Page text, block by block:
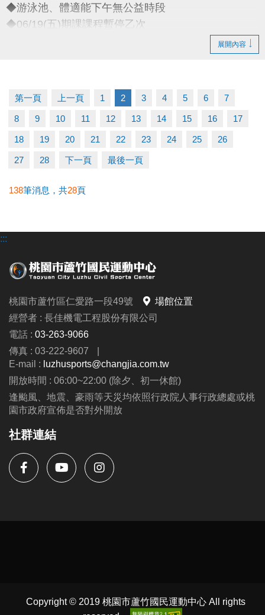
◆游泳池、體適能下午無公益時段
◆06/19(五)期課課程暫停乙次
-洽詢專線：03-2639066 #115
-官網 :
https://www.lzsports.com.tw/zh_TW/news/pageID/1/
-FB : 桃園市蘆竹國民運動中心
-IG : @luzhusports
展開內容
第一頁 上一頁 1 2 3 4 5 6 7
8 9 10 11 12 13 14 15 16 17
18 19 20 21 22 23 24 25 26
27 28 下一頁 最後一頁
138筆消息，共28頁
:::
桃園市蘆竹區仁愛路一段49號
場館位置
經營者 : 長佳機電工程股份有限公司
電話 : 03-263-9066
傳真 : 03-222-9607
|
E-mail : luzhusports@changjia.com.tw
開放時間 : 06:00~22:00 (除夕、初一休館)
逢颱風、地震、豪雨等天災均依照行政院人事行政總處或桃
園市政府宣佈是否對外開放
社群連結
Copyright © 2019 桃園市蘆竹國民運動中心 All rights